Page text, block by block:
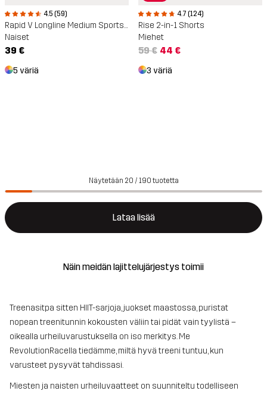
4.5 (59)
Rapid V Longline Medium Sports Bra
Naiset
39 €
5 väriä
4.7 (124)
Rise 2-in-1 Shorts
Miehet
59 € 44 €
3 väriä
Näytetään 20 / 190 tuotetta
Lataa lisää
Näin meidän lajittelujärjestys toimii
Treenasitpa sitten HIIT-sarjoja, juokset maastossa, puristat
nopean treenitunnin kokousten väliin tai pidät vain tyylistä –
oikealla urheiluvarustuksella on iso merkitys. Me
RevolutionRacella tiedämme, miltä hyvä treeni tuntuu, kun
varusteet pysyvät tahdissasi.
Miesten ja naisten urheiluvaatteet on suunniteltu todelliseen